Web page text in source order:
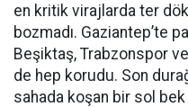
en kritik virajlarda ter
bozmadı. Gaziantep’te
Beşiktaş, Trabzonspor
de hep korudu. Son
sahada koşan bir sol